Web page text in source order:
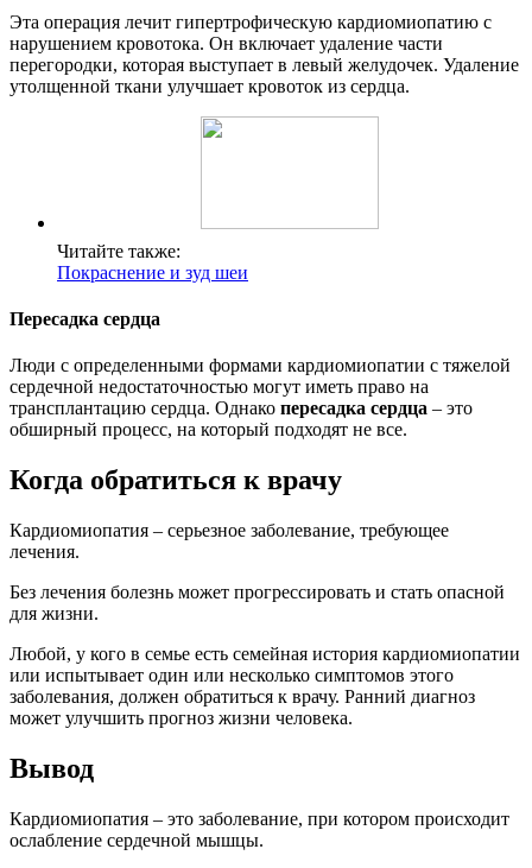
Эта операция лечит гипертрофическую кардиомиопатию с
нарушением кровотока. Он включает удаление части
перегородки, которая выступает в левый желудочек. Удаление
утолщенной ткани улучшает кровоток из сердца.
Читайте также:
Покраснение и зуд шеи
Пересадка сердца
Люди с определенными формами кардиомиопатии с тяжелой
сердечной недостаточностью могут иметь право на
трансплантацию сердца. Однако пересадка сердца – это
обширный процесс, на который подходят не все.
Когда обратиться к врачу
Кардиомиопатия – серьезное заболевание, требующее
лечения.
Без лечения болезнь может прогрессировать и стать опасной
для жизни.
Любой, у кого в семье есть семейная история кардиомиопатии
или испытывает один или несколько симптомов этого
заболевания, должен обратиться к врачу. Ранний диагноз
может улучшить прогноз жизни человека.
Вывод
Кардиомиопатия – это заболевание, при котором происходит
ослабление сердечной мышцы.